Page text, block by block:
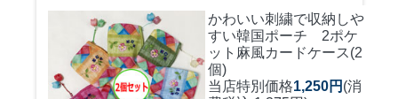
かわいい刺繍で収納しや
すい韓国ポーチ 2ポケ
ット麻風カードケース(2
個)
当店特別価格1,250円 (消